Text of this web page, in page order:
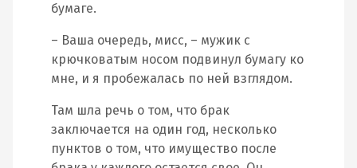
бумаге.
– Ваша очередь, мисс, – мужик с
крючковатым носом подвинул бумагу ко
мне, и я пробежалась по ней взглядом.
Там шла речь о том, что брак
заключается на один год, несколько
пунктов о том, что имущество после